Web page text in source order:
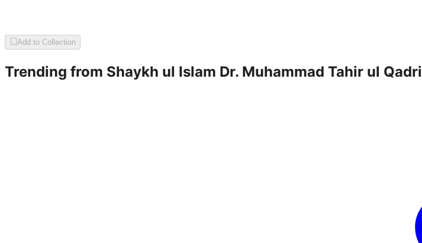
Add to Collection
Trending from Shaykh ul Islam Dr. Muhammad Tahir ul Qadri